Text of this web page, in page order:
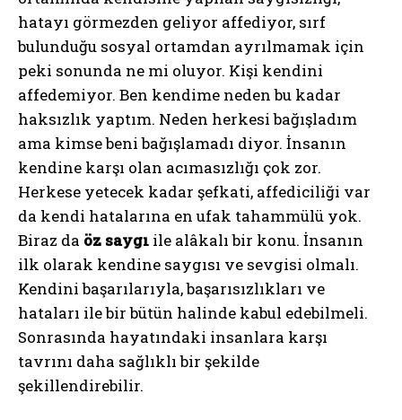
hatayı görmezden geliyor affediyor, sırf
bulunduğu sosyal ortamdan ayrılmamak için
peki sonunda ne mi oluyor. Kişi kendini
affedemiyor. Ben kendime neden bu kadar
haksızlık yaptım. Neden herkesi bağışladım
ama kimse beni bağışlamadı diyor. İnsanın
kendine karşı olan acımasızlığı çok zor.
Herkese yetecek kadar şefkati, affediciliği var
da kendi hatalarına en ufak tahammülü yok.
Biraz da öz saygı ile alâkalı bir konu. İnsanın
ilk olarak kendine saygısı ve sevgisi olmalı.
Kendini başarılarıyla, başarısızlıkları ve
hataları ile bir bütün halinde kabul edebilmeli.
Sonrasında hayatındaki insanlara karşı
tavrını daha sağlıklı bir şekilde
şekillendirebilir.